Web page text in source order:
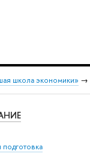
школа экономики» →